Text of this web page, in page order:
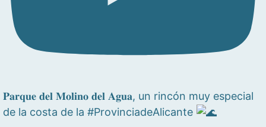
𝐏𝐚𝐫𝐪𝐮𝐞 𝐝𝐞𝐥 𝐌𝐨𝐥𝐢𝐧𝐨 𝐝𝐞𝐥 𝐀𝐠𝐮𝐚, un rincón muy especial
de la costa de la #ProvinciadeAlicante